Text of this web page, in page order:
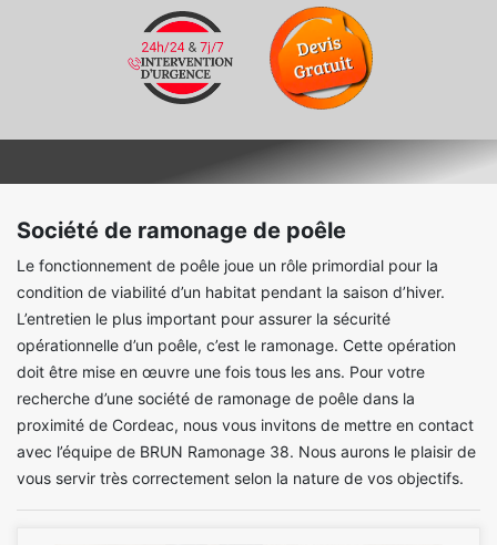
Société de ramonage de poêle
Le fonctionnement de poêle joue un rôle primordial pour la
condition de viabilité d’un habitat pendant la saison d’hiver.
L’entretien le plus important pour assurer la sécurité
opérationnelle d’un poêle, c’est le ramonage. Cette opération
doit être mise en œuvre une fois tous les ans. Pour votre
recherche d’une société de ramonage de poêle dans la
proximité de Cordeac, nous vous invitons de mettre en contact
avec l’équipe de BRUN Ramonage 38. Nous aurons le plaisir de
vous servir très correctement selon la nature de vos objectifs.